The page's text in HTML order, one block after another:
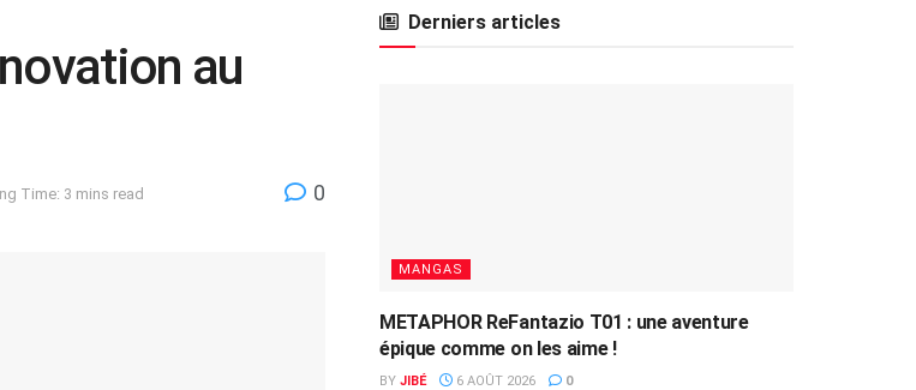
au
Time: 3 mins read 0
Derniers articles
MANGAS
METAPHOR ReFantazio T01 : une aventure
épique comme on les aime !
BY JIBÉ 6 AOÛT 2026 0